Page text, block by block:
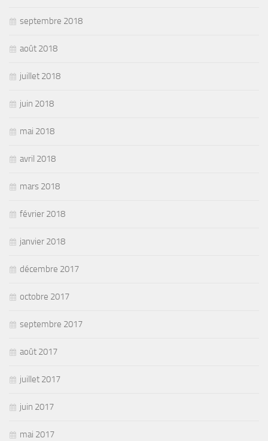
septembre 2018
août 2018
juillet 2018
juin 2018
mai 2018
avril 2018
mars 2018
février 2018
janvier 2018
décembre 2017
octobre 2017
septembre 2017
août 2017
juillet 2017
juin 2017
mai 2017